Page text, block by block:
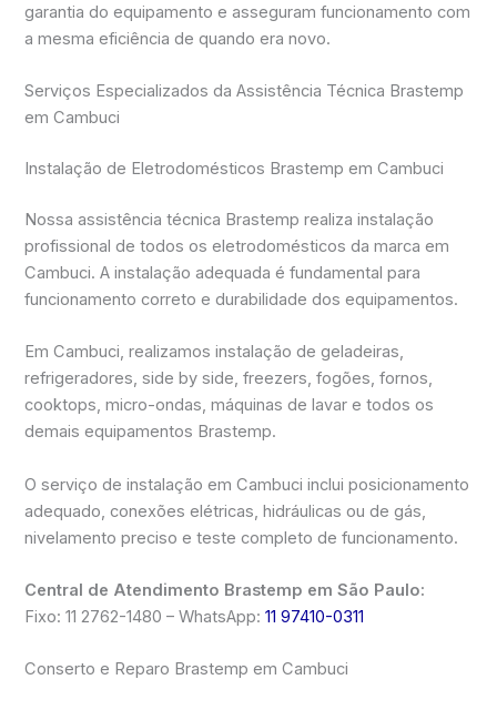
garantia do equipamento e asseguram funcionamento com
a mesma eficiência de quando era novo.
Serviços Especializados da Assistência Técnica Brastemp
em Cambuci
Instalação de Eletrodomésticos Brastemp em Cambuci
Nossa assistência técnica Brastemp realiza instalação
profissional de todos os eletrodomésticos da marca em
Cambuci. A instalação adequada é fundamental para
funcionamento correto e durabilidade dos equipamentos.
Em Cambuci, realizamos instalação de geladeiras,
refrigeradores, side by side, freezers, fogões, fornos,
cooktops, micro-ondas, máquinas de lavar e todos os
demais equipamentos Brastemp.
O serviço de instalação em Cambuci inclui posicionamento
adequado, conexões elétricas, hidráulicas ou de gás,
nivelamento preciso e teste completo de funcionamento.
Central de Atendimento Brastemp em São Paulo:
Fixo: 11 2762-1480 – WhatsApp:11 97410-0311
Conserto e Reparo Brastemp em Cambuci